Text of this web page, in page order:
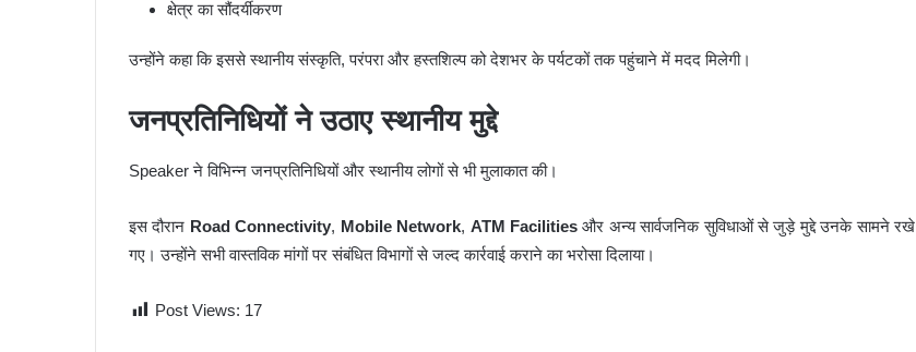
क्षेत्र का सौंदर्यीकरण
उन्होंने कहा कि इससे स्थानीय संस्कृति, परंपरा और हस्तशिल्प को देशभर के पर्यटकों तक पहुंचाने में मदद मिलेगी।
जनप्रतिनिधियों ने उठाए स्थानीय मुद्दे
Speaker ने विभिन्न जनप्रतिनिधियों और स्थानीय लोगों से भी मुलाकात की।
इस दौरान Road Connectivity, Mobile Network, ATM Facilitiesऔर अन्य सार्वजनिक सुविधाओं से जुड़े मुद्दे उनके सामने रखे
गए। उन्होंने सभी वास्तविक मांगों पर संबंधित विभागों से जल्द कार्रवाई कराने का भरोसा दिलाया।
Post Views: 17